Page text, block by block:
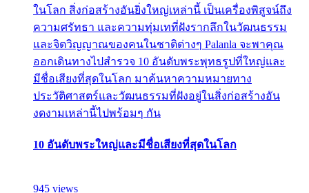
ในโลก สิ่งก่อสร้างอันยิ่งใหญ่เหล่านี้ เป็นเครื่องพิสูจน์ถึง
ความศรัทธา และความทุ่มเทที่ฝังรากลึกในวัฒนธรรม
และจิตวิญญาณของคนในชาติต่างๆ Palanla จะพาคุณ
ออกเดินทางไปสำรวจ 10 อันดับพระพุทธรูปที่ใหญ่และ
มีชื่อเสียงที่สุดในโลก มาค้นหาความหมายทาง
ประวัติศาสตร์และวัฒนธรรมที่ฝังอยู่ในสิ่งก่อสร้างอัน
งดงามเหล่านี้ไปพร้อมๆ กัน
10 อันดับพระใหญ่และมีชื่อเสียงที่สุดในโลก
945 views